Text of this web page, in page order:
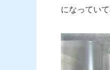
になってい